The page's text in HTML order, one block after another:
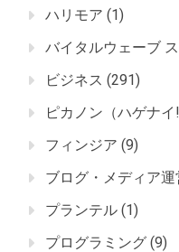
ハリモア (1)
バイタルウェーブ
ビジネス (291)
ピカノン（ハゲナイ!
フィンジア (9)
ブログ・メディア運
プランテル (1)
プログラミング (9)